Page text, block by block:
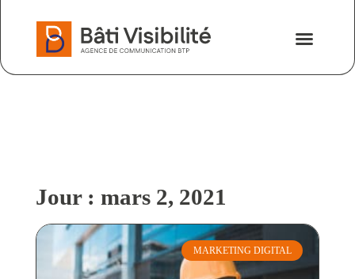
Jour : mars 2, 2021
MARKETING DIGITAL